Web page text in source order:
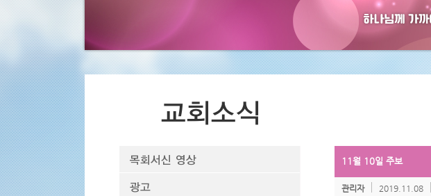
11월 10일 주보
관리자 2019.11.08